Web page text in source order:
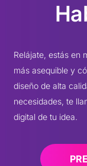
Relájate, estás en
más asequible y
diseño de alta
necesidades, te
digital de tu idea.